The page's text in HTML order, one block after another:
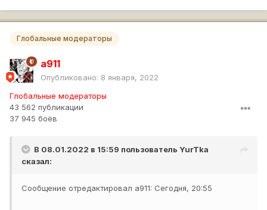
Глобальные модераторы
a911
Опубликовано: 8 января, 2022
Глобальные модераторы
43 562 публикации
37 945 боёв
В 08.01.2022 в 15:59 пользователь YurTka
сказал:
Сообщение отредактировал a911: Сегодня, 20:55